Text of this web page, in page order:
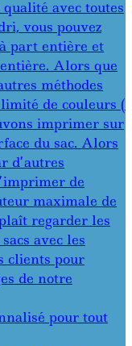
avec toutes
vous pouvez
part entière et
Alors que
méthodes
de couleurs (
imprimer sur
du sac. Alors
d’autres
de
maximale de
regarder les
avec les
clients pour
de notre
pour tout